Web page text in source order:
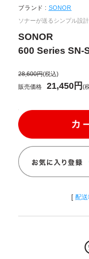
ブランド : SONOR
ソナーが送るシンプル設
SONOR
600 Series SN-
28,600円(税込)
販売価格
21,450円(
[ 配